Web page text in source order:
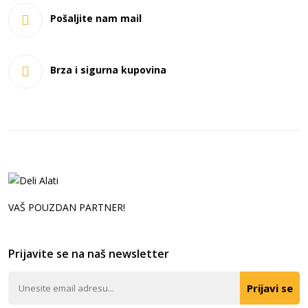
Pošaljite nam mail
Brza i sigurna kupovina
VAŠ POUZDAN PARTNER!
Prijavite se na naš newsletter
Prijavi se